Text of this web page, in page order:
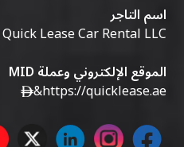
اسم التاجر
Quick Lease Car Rental LLC
الموقع الإلكتروني وعملة MID
https://quicklease.ae
&